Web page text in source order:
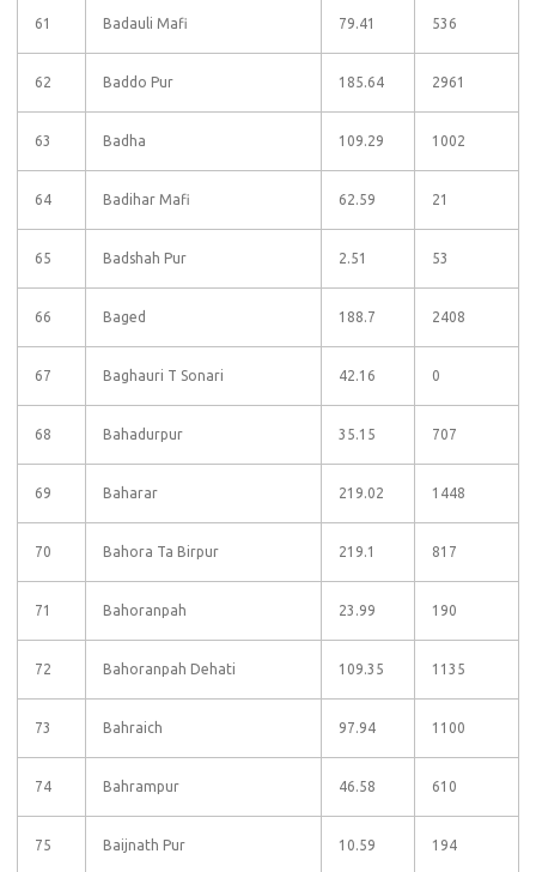
61 Badauli Mafi 79.41 536
62 Baddo Pur 185.64 2961
63 Badha 109.29 1002
64 Badihar Mafi 62.59 21
65 Badshah Pur 2.51 53
66 Baged 188.7 2408
67 Baghauri T Sonari 42.16 0
68 Bahadurpur 35.15 707
69 Baharar 219.02 1448
70 Bahora Ta Birpur 219.1 817
71 Bahoranpah 23.99 190
72 Bahoranpah Dehati 109.35 1135
73 Bahraich 97.94 1100
74 Bahrampur 46.58 610
75 Baijnath Pur 10.59 194